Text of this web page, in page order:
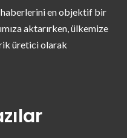
haberlerini en objektif bir
aktarırken, ülkemize
üretici olarak